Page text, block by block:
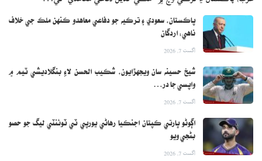
پاڪستان، سعودي ۽ ترڪيه جو دفاعي معاهدو ڪنهن ملڪ جي خلاف
ناهي: اردگان
اگست 7, 2026
شيخ حسينه سان ويجهڙايون، شڪيب الحسن لاءِ بنگلاديشي ٽيم ۾
واپسي جا در…
اگست 7, 2026
اڳوڻو ڀارتي ڪپتان اجنڪيا رهاڻي يورپي ٽي ٽوئنٽي ليگ جو حصو
بڻجي ويو
اگست 7, 2026